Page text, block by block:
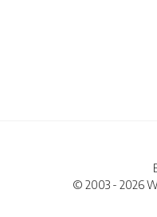
© 2003 - 2026